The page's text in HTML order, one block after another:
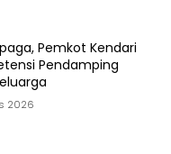
Pemkot Kendari
Pendamping
2026